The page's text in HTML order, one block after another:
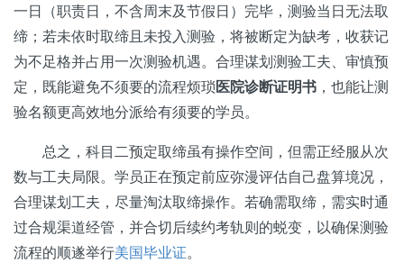
一日（职责日，不含周末及节假日）完毕，测验当日无法取
缔；若未依时取缔且未投入测验，将被断定为缺考，收获记
为不足格并占用一次测验机遇。合理谋划测验工夫、审慎预
定，既能避免不须要的流程烦琐医院诊断证明书 ，也能让测
验名额更高效地分派给有须要的学员。
总之，科目二预定取缔虽有操作空间，但需正经服从次
数与工夫局限。学员正在预定前应弥漫评估自己盘算境况，
合理谋划工夫，尽量淘汰取缔操作。若确需取缔，需实时通
过合规渠道经管，并合切后续约考轨则的蜕变，以确保测验
流程的顺遂举行美国毕业证。